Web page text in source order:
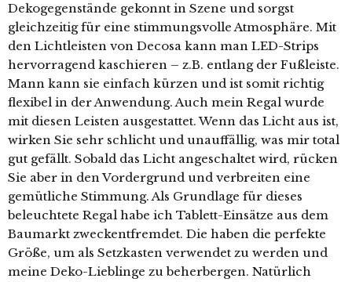
Dekogegenstände gekonnt in Szene und sorgst
gleichzeitig für eine stimmungsvolle Atmosphäre. Mit
den Lichtleisten von Decosa kann man LED-Strips
hervorragend kaschieren – z.B. entlang der Fußleiste.
Mann kann sie einfach kürzen und ist somit richtig
flexibel in der Anwendung. Auch mein Regal wurde
mit diesen Leisten ausgestattet. Wenn das Licht aus ist,
wirken Sie sehr schlicht und unauffällig, was mir total
gut gefällt. Sobald das Licht angeschaltet wird, rücken
Sie aber in den Vordergrund und verbreiten eine
gemütliche Stimmung. Als Grundlage für dieses
beleuchtete Regal habe ich Tablett-Einsätze aus dem
Baumarkt zweckentfremdet. Die haben die perfekte
Größe, um als Setzkasten verwendet zu werden und
meine Deko-Lieblinge zu beherbergen. Natürlich